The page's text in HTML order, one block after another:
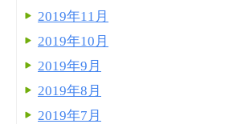
2019年11月
2019年10月
2019年9月
2019年8月
2019年7月